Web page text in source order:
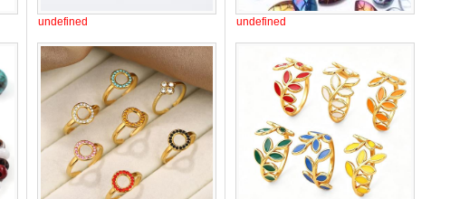
undefined undefined